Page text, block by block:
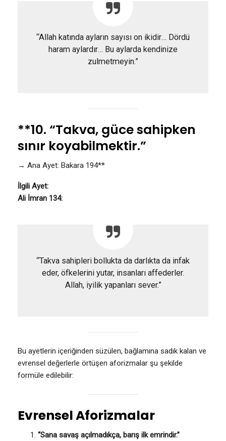
“Allah katında ayların sayısı on ikidir… Dördü
haram aylardır… Bu aylarda kendinize
zulmetmeyin.”
**10. “Takva, güce sahipken
sınır koyabilmektir.”
→ Ana Ayet: Bakara 194**
İlgili Ayet:
Ali İmran 134:
“Takva sahipleri bollukta da darlıkta da infak
eder, öfkelerini yutar, insanları affederler.
Allah, iyilik yapanları sever.”
Bu ayetlerin içeriğinden süzülen, bağlamına sadık kalan ve
evrensel değerlerle örtüşen aforizmalar şu şekilde
formüle edilebilir:
Evrensel Aforizmalar
“Sana savaş açılmadıkça, barış ilk emrindir.”